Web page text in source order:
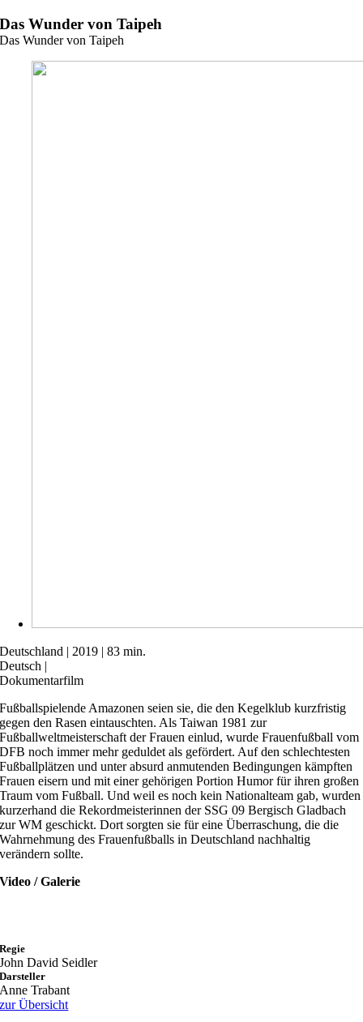
Zum
Inhalt
Das Wunder von Taipeh
Das Wunder von Taipeh
Deutschland | 2019 | 83 min.
Deutsch |
Dokumentarfilm
Fußballspielende Amazonen seien sie, die den Kegelklub kurzfristig
gegen den Rasen eintauschten. Als Taiwan 1981 zur
Fußballweltmeisterschaft der Frauen einlud, wurde Frauenfußball vom
DFB noch immer mehr geduldet als gefördert. Auf den schlechtesten
Fußballplätzen und unter absurd anmutenden Bedingungen kämpften
Frauen eisern und mit einer gehörigen Portion Humor für ihren großen
Traum vom Fußball. Und weil es noch kein Nationalteam gab, wurden
kurzerhand die Rekordmeisterinnen der SSG 09 Bergisch Gladbach
zur WM geschickt. Dort sorgten sie für eine Überraschung, die die
Wahrnehmung des Frauenfußballs in Deutschland nachhaltig
verändern sollte.
Video / Galerie
Regie
John David Seidler
Darsteller
Anne Trabant
zur Übersicht